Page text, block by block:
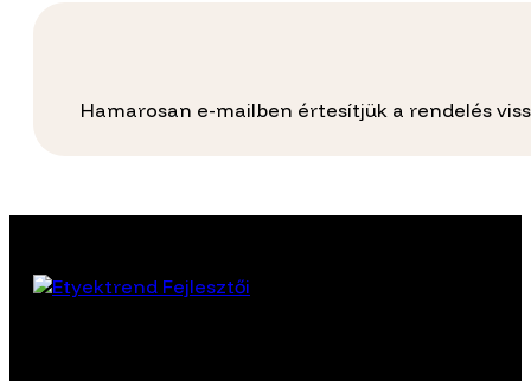
Hamarosan e-mailben értesítjük a rendelés